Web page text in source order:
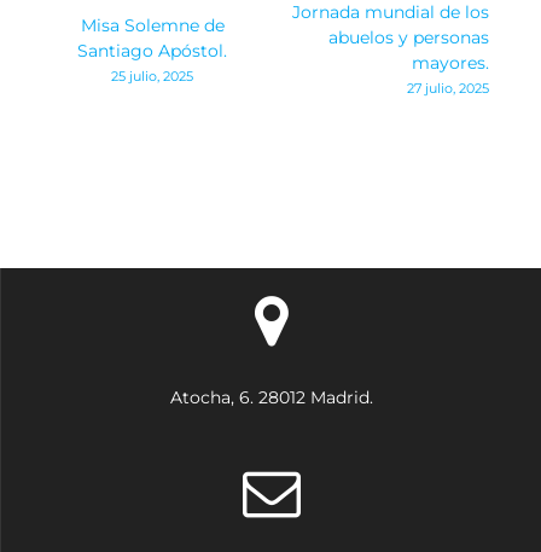
entradas
Misa Solemne de
Santiago Apóstol.
25 julio, 2025
Jornada mundial de los
abuelos y personas
mayores.
27 julio, 2025
Atocha, 6. 28012 Madrid.